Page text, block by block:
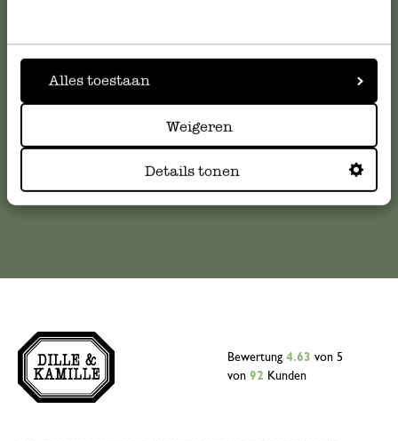
Alles toestaan
Weigeren
Details tonen
Sie sich bitte an unseren Kundenservice. Oder lesen Sie hier
die Antworten aufhäufig gestellte Fragen
kundenservice@dille-kamille.at
Bewertung 4.63 von 5
von 92 Kunden